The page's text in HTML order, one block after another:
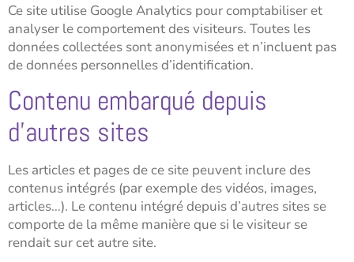
Ce site utilise Google Analytics pour comptabiliser et
analyser le comportement des visiteurs. Toutes les
données collectées sont anonymisées et n’incluent pas
de données personnelles d’identification.
Contenu embarqué depuis
d’autres sites
Les articles et pages de ce site peuvent inclure des
contenus intégrés (par exemple des vidéos, images,
articles…). Le contenu intégré depuis d’autres sites se
comporte de la même manière que si le visiteur se
rendait sur cet autre site.